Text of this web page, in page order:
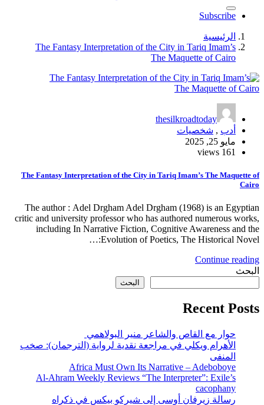
Subscribe
الرئيسية
The Fantasy Interpretation of the City in Tariq Imam’s
The Maquette of Cairo
thesilkroadtoday
أدب , شخصيات
مايو 25, 2025
161 views
The Fantasy Interpretation of the City in Tariq Imam’s The Maquette of
Cairo
The author : Adel Drgham Adel Drgham (1968) is an Egyptian
critic and university professor who has authored numerous works,
including In Narrative Fiction, Cognitive Awareness and the
Evolution of Poetics, The Historical Novel:…
Continue reading
البحث
البحث
Recent Posts
حوار مع القاص والشاعر منير البولاهمي
الأهرام ويكلي في مراجعة نقدية لرواية (الترجمان): صخب
المنفى
Africa Must Own Its Narrative – Adeboboye
Al-Ahram Weekly Reviews “The Interpreter”: Exile’s
cacophany
رسالة زيرفان أوسى إلى شيركو بيكس في ذكراه